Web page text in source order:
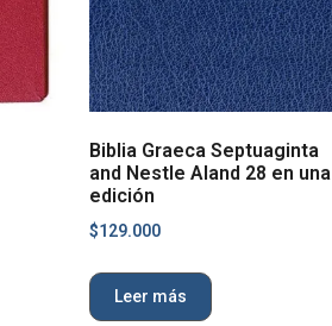
Biblia Graeca Septuaginta
and Nestle Aland 28 en una
edición
$129.000
Leer más